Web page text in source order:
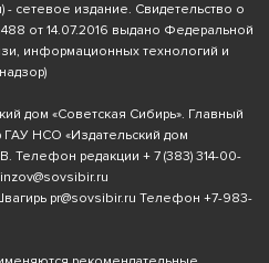
- сетевое издание. Свидетельство о
от 14.07.2016 выдано Федеральной
информационных технологий и
дом «Советская Сибирь». Главный
ГАУ НСО «Издательский дом
Телефон редакции + 7 (383) 314-00-
inzov@sovsibir.ru
pr@sovsibir.ru Телефон +7-983-